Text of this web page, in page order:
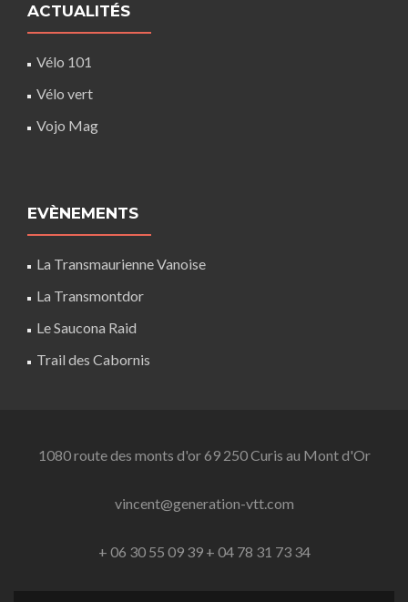
ACTUALITÉS
Vélo 101
Vélo vert
Vojo Mag
EVÈNEMENTS
La Transmaurienne Vanoise
La Transmontdor
Le Saucona Raid
Trail des Cabornis
1080 route des monts d'or 69 250 Curis au Mont d'Or
vincent@generation-vtt.com
+ 06 30 55 09 39 + 04 78 31 73 34